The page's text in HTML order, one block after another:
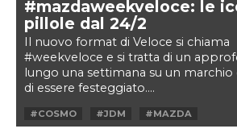
#mazdaweekveloce: le
pillole dal 24/2
Il nuovo format di Veloce si chiama
#weekveloce e si tratta di un
lungo una settimana su un marchio
di essere festeggiato....
#COSMO #JDM
#MAZDA